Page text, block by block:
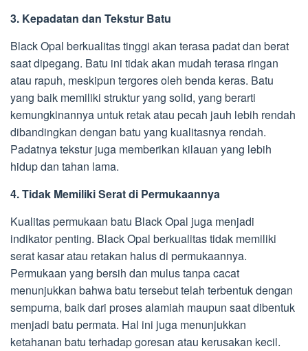
3. Kepadatan dan Tekstur Batu
Black Opal berkualitas tinggi akan terasa padat dan berat
saat dipegang. Batu ini tidak akan mudah terasa ringan
atau rapuh, meskipun tergores oleh benda keras. Batu
yang baik memiliki struktur yang solid, yang berarti
kemungkinannya untuk retak atau pecah jauh lebih rendah
dibandingkan dengan batu yang kualitasnya rendah.
Padatnya tekstur juga memberikan kilauan yang lebih
hidup dan tahan lama.
4. Tidak Memiliki Serat di Permukaannya
Kualitas permukaan batu Black Opal juga menjadi
indikator penting. Black Opal berkualitas tidak memiliki
serat kasar atau retakan halus di permukaannya.
Permukaan yang bersih dan mulus tanpa cacat
menunjukkan bahwa batu tersebut telah terbentuk dengan
sempurna, baik dari proses alamiah maupun saat dibentuk
menjadi batu permata. Hal ini juga menunjukkan
ketahanan batu terhadap goresan atau kerusakan kecil.